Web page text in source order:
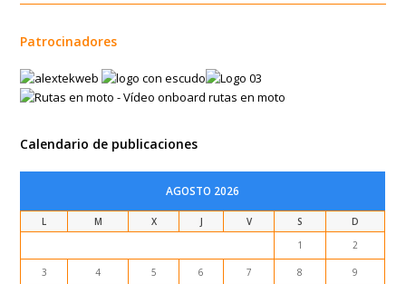
Patrocinadores
Calendario de publicaciones
AGOSTO 2026
L M X J V S
D
1
2
3 4 5 6 7 8 9